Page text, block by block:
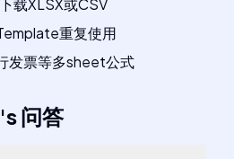
载XLSX或CSV
重复使用
发票等多sheet公式
's问答